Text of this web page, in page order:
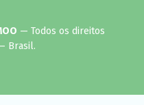
— Todos os direitos
Brasil.